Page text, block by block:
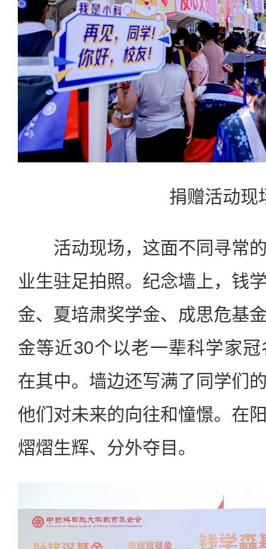
捐赠活动现
活动现场，这面不同寻常的
业生驻足拍照。纪念墙上，钱
金、夏培肃奖学金、成思危基
金等近30个以老一辈科学家
在其中。墙边还写满了同学们
他们对未来的向往和憧憬。在
熠熠生辉、分外夺目。